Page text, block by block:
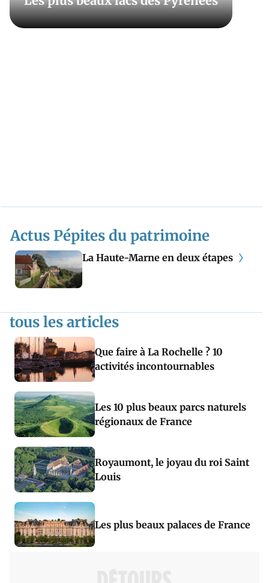
inoubliables et percé de grottes et de gouffres. Peut-
être connaissez-vous aussi son plateau de Millevaches,
Actus Pépites du patrimoine
La Haute-Marne en deux étapes
tous les articles
Que faire à La Rochelle ? 10
activités incontournables
Les 10 plus beaux parcs naturels
régionaux de France
Royaumont, le joyau du roi Saint
Louis
Les plus beaux palaces de France